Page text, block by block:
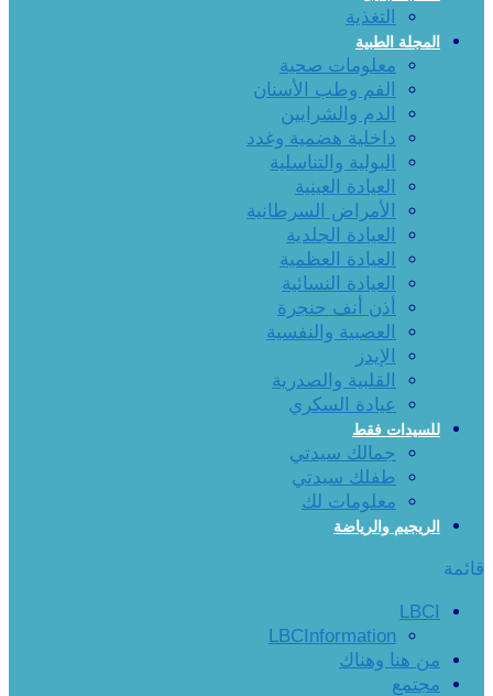
التغذية
المجلة الطبية
معلومات صحية
الفم وطب الأسنان
الدم والشرايين
داخلية هضمية وغدد
البولية والتناسلية
العيادة العينية
الأمراض السرطانية
العيادة الجلدية
العيادة العظمية
العيادة النسائية
أذن أنف حنجرة
العصبية والنفسية
الإيدز
القلبية والصدرية
عيادة السكري
للسيدات فقط
جمالك سيدتي
طفلك سيدتي
معلومات لك
الريجيم والرياضة
قائمة
LBCI
LBCInformation
من هنا وهناك
مجتمع